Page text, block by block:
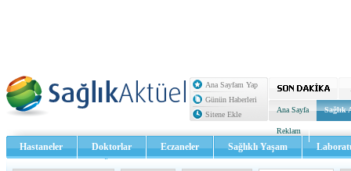
Ana Sayfam Yap
Günün Haberleri
Sitene Ekle
Ana Sayfa Sağlık
Reklam
Hastaneler Doktorlar Eczaneler Sağlıklı Yaşam